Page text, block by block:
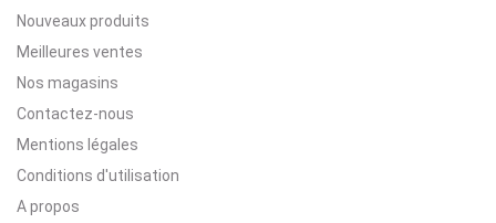
Nouveaux produits
Meilleures ventes
Nos magasins
Contactez-nous
Mentions légales
Conditions d'utilisation
A propos